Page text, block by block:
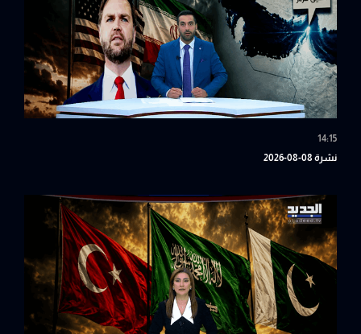
14:15
نشرة 08-08-2026